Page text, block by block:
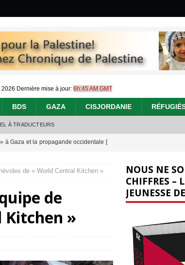
2026 Dernière mise à jour: 6h:45 AM GMT
BDS GAZA CISJORDANIE
À TRADUCTEURS
à Gaza et la propagande occidentale [
delà des chiffres [ 5 août 2026 ]
à Gaza [ 4 août 2026 ]
» à Gaza, les Israéliens multiplie les
de médicaments, aggravant ainsi la
de « World Central Kitchen »
de
Kitchen »
NOUS NE
CHIFFRES –
JEUNESSE